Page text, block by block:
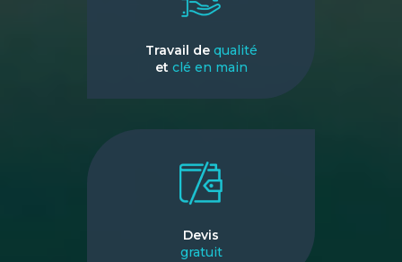
Travail de qualité
et clé en main
Devis
gratuit